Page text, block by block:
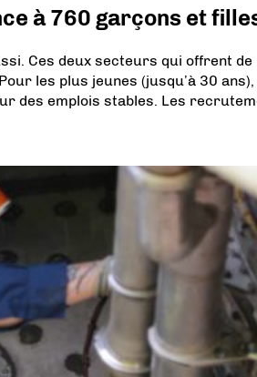
à 760 garçons et
Ces deux secteurs qui offrent de
les plus jeunes (jusqu’à 30 ans),
des emplois stables. Les